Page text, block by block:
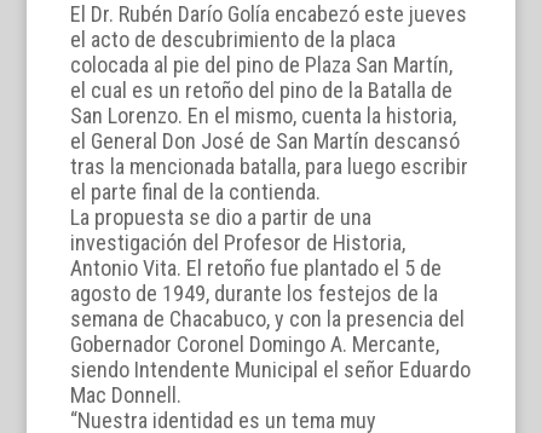
El Dr. Rubén Darío Golía encabezó este jueves
el acto de descubrimiento de la placa
colocada al pie del pino de Plaza San Martín,
el cual es un retoño del pino de la Batalla de
San Lorenzo. En el mismo, cuenta la historia,
el General Don José de San Martín descansó
tras la mencionada batalla, para luego escribir
el parte final de la contienda.
La propuesta se dio a partir de una
investigación del Profesor de Historia,
Antonio Vita. El retoño fue plantado el 5 de
agosto de 1949, durante los festejos de la
semana de Chacabuco, y con la presencia del
Gobernador Coronel Domingo A. Mercante,
siendo Intendente Municipal el señor Eduardo
Mac Donnell.
“Nuestra identidad es un tema muy